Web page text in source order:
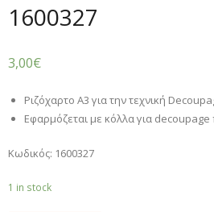
1600327
3,00€
Ριζόχαρτο Α3 για την τεχνική
Εφαρμόζεται με κόλλα για decoupage
Κωδικός: 1600327
1 in stock